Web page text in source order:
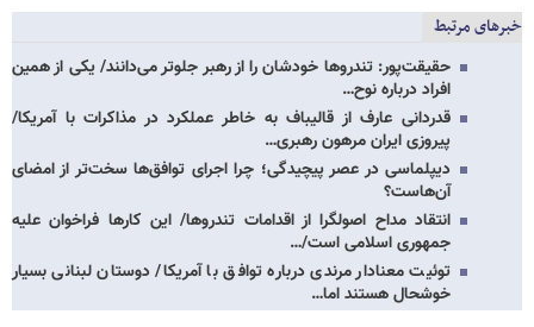
خبرهای مرتبط
حقیقت‌پور: تندروها خودشان را از رهبر جلوتر می‌دانند/ یکی از همین
افراد درباره نوح…
قدردانی عارف از قالیباف به خاطر عملکرد در مذاکرات با آمریکا/
پیروزی ایران مرهون رهبری…
دیپلماسی در عصر پیچیدگی؛ چرا اجرای توافق‌ها سخت‌تر از امضای
آن‌هاست؟
انتقاد مداح اصولگرا از اقدامات تندروها/ این کارها فراخوان علیه
جمهوری اسلامی است/…
توئیت معنادار مرندی درباره توافق با آمریکا/ دوستان لبنانی بسیار
خوشحال هستند اما…